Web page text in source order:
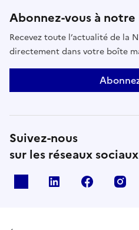
Abonnez-vous à
Recevez toute l’actualité de la
directement dans votre boîte
Suivez-nous
sur les réseaux sociaux
Linkedin Facebook